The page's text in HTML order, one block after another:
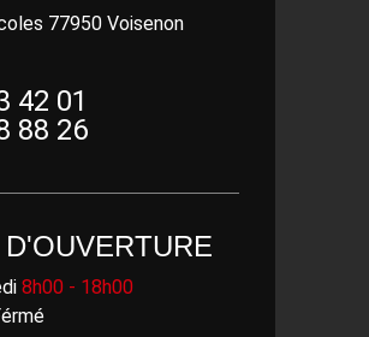
77950 Voisenon
42 01
88 26
8h00 - 18h00